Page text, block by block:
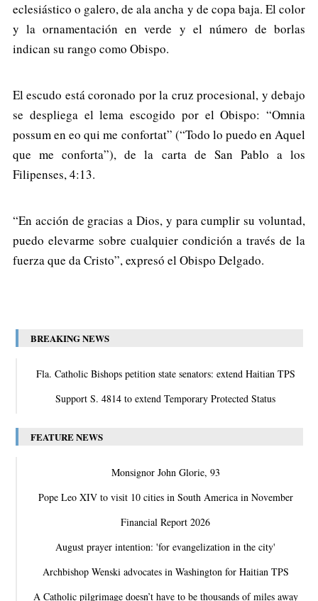
eclesiástico o galero, de ala ancha y de copa baja. El color
y la ornamentación en verde y el número de borlas
indican su rango como Obispo.
El escudo está coronado por la cruz procesional, y debajo
se despliega el lema escogido por el Obispo: “Omnia
possum en eo qui me confortat” (“Todo lo puedo en Aquel
que me conforta”), de la carta de San Pablo a los
Filipenses, 4:13.
“En acción de gracias a Dios, y para cumplir su voluntad,
puedo elevarme sobre cualquier condición a través de la
fuerza que da Cristo”, expresó el Obispo Delgado.
BREAKING NEWS
Fla. Catholic Bishops petition state senators: extend Haitian TPS
Support S. 4814 to extend Temporary Protected Status
FEATURE NEWS
Monsignor John Glorie, 93
Pope Leo XIV to visit 10 cities in South America in November
Financial Report 2026
August prayer intention: 'for evangelization in the city'
Archbishop Wenski advocates in Washington for Haitian TPS
A Catholic pilgrimage doesn’t have to be thousands of miles away